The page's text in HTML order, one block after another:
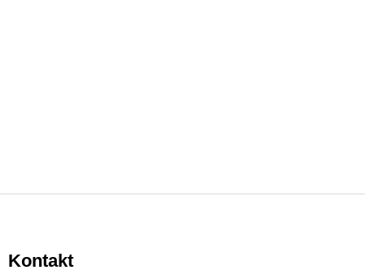
pKontakt